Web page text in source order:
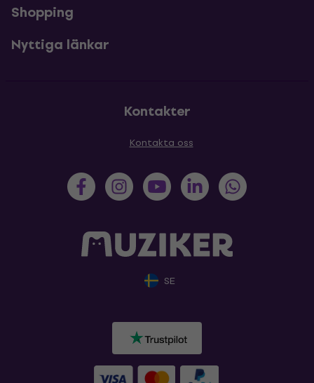
Shopping
Nyttiga länkar
Kontakter
Kontakta oss
SE